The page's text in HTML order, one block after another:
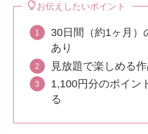
お伝えしたいポイント
30日間（約1ヶ月）
あり
見放題で楽しめる
1,100円分のポイン
る